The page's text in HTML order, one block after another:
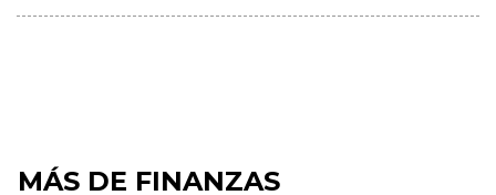
MÁS DE FINANZAS